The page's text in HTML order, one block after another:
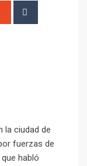
la ciudad de
fuerzas de
habló